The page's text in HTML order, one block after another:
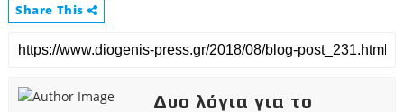
Share This
Δυο λόγια για το